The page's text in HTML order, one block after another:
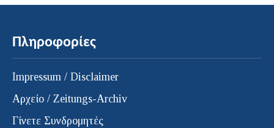
Πληροφορίες
Impressum / Disclaimer
Αρχείο / Zeitungs-Archiv
Γίνετε Συνδρομητές